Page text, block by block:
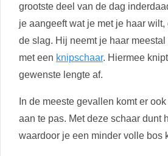
grootste deel van de dag
je aangeeft wat je met je haar
de slag. Hij neemt je haar
met een knipschaar. Hiermee
gewenste lengte af.
In de meeste gevallen komt er
aan te pas. Met deze schaar dunt
waardoor je een minder volle bos